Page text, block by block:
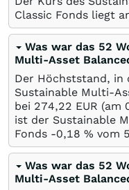
Classic Fonds liegt
Was war das 52
Multi-Asset
Der Höchststand, in
Sustainable Multi-
bei 274,22 EUR (am
ist der Sustainable
Fonds -0,18 % vom
Was war das 52
Multi-Asset